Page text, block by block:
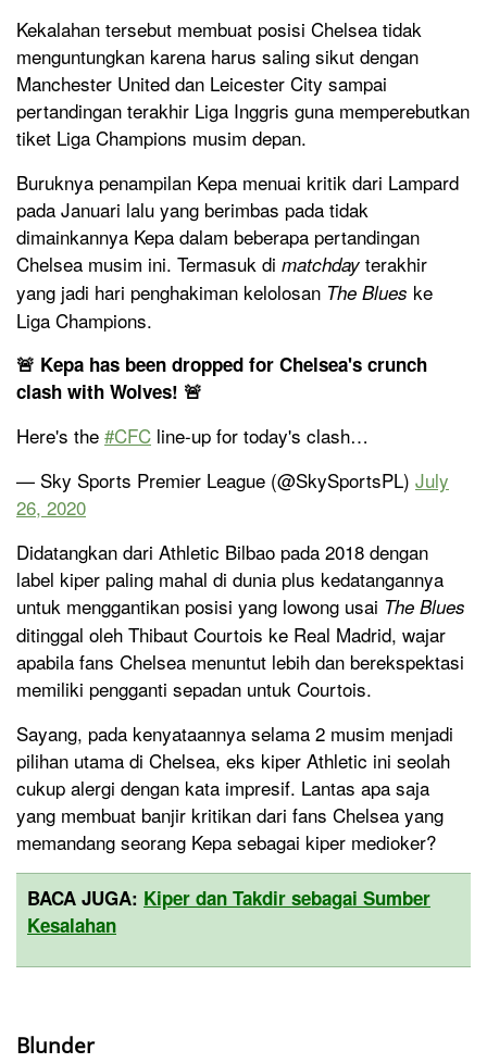
Kekalahan tersebut membuat posisi Chelsea tidak
menguntungkan karena harus saling sikut dengan
Manchester United dan Leicester City sampai
pertandingan terakhir Liga Inggris guna memperebutkan
tiket Liga Champions musim depan.
Buruknya penampilan Kepa menuai kritik dari Lampard
pada Januari lalu yang berimbas pada tidak
dimainkannya Kepa dalam beberapa pertandingan
Chelsea musim ini. Termasuk di matchday terakhir
yang jadi hari penghakiman kelolosan The Blues ke
Liga Champions.
🚨 Kepa has been dropped for Chelsea's crunch
clash with Wolves! 🚨
Here's the #CFC line-up for today's clash…
— Sky Sports Premier League (@SkySportsPL) July
26, 2020
Didatangkan dari Athletic Bilbao pada 2018 dengan
label kiper paling mahal di dunia plus kedatangannya
untuk menggantikan posisi yang lowong usai The Blues
ditinggal oleh Thibaut Courtois ke Real Madrid, wajar
apabila fans Chelsea menuntut lebih dan berekspektasi
memiliki pengganti sepadan untuk Courtois.
Sayang, pada kenyataannya selama 2 musim menjadi
pilihan utama di Chelsea, eks kiper Athletic ini seolah
cukup alergi dengan kata impresif. Lantas apa saja
yang membuat banjir kritikan dari fans Chelsea yang
memandang seorang Kepa sebagai kiper medioker?
BACA JUGA: Kiper dan Takdir sebagai Sumber
Kesalahan
Blunder